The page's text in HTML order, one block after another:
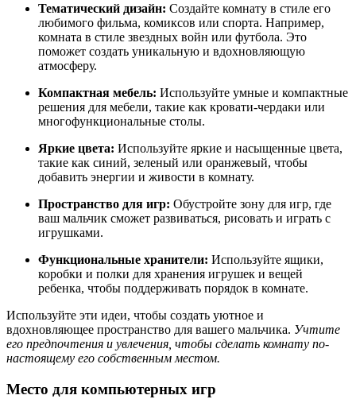
Тематический дизайн: Создайте комнату в стиле его
любимого фильма, комиксов или спорта. Например,
комната в стиле звездных войн или футбола. Это
поможет создать уникальную и вдохновляющую
атмосферу.
Компактная мебель: Используйте умные и компактные
решения для мебели, такие как кровати-чердаки или
многофункциональные столы.
Яркие цвета: Используйте яркие и насыщенные цвета,
такие как синий, зеленый или оранжевый, чтобы
добавить энергии и живости в комнату.
Пространство для игр: Обустройте зону для игр, где
ваш мальчик сможет развиваться, рисовать и играть с
игрушками.
Функциональные хранители: Используйте ящики,
коробки и полки для хранения игрушек и вещей
ребенка, чтобы поддерживать порядок в комнате.
Используйте эти идеи, чтобы создать уютное и
вдохновляющее пространство для вашего мальчика. Учтите
его предпочтения и увлечения, чтобы сделать комнату по-
настоящему его собственным местом.
Место для компьютерных игр